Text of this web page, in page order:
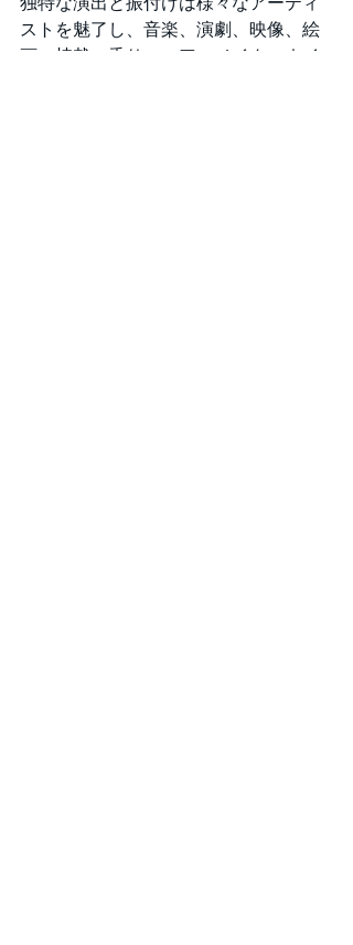
ストを魅了し、音楽、演劇、映像、絵
画、植栽、香り、ヘアーメイク、ネイ